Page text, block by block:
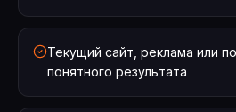
Текущий сайт, реклама или
понятного результата